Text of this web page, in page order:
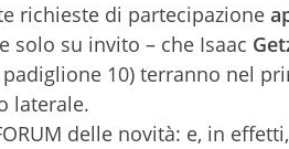
richieste di partecipazione
solo su invito – che Isaac
padiglione 10) terranno nel
laterale.
delle novità: e, in